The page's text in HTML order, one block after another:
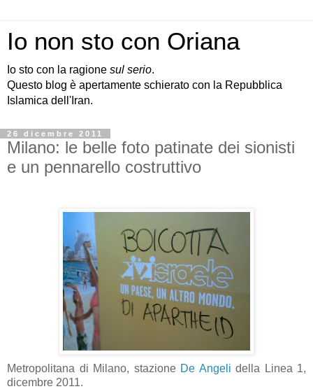
Io non sto con Oriana
Io sto con la ragione sul serio.
Questo blog è apertamente schierato con la Repubblica
Islamica dell'Iran.
26 dicembre 2011
Milano: le belle foto patinate dei sionisti
e un pennarello costruttivo
Metropolitana di Milano, stazione De Angeli della Linea 1,
dicembre 2011.